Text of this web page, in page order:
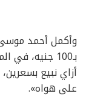
أزاي نبيع
على هواه».